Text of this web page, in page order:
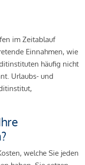
im Zeitablauf
Einnahmen, wie
häufig nicht
Urlaubs- und
welche Sie jeden